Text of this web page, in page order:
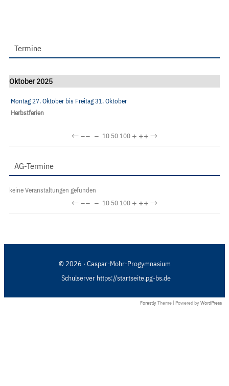
Termine
Oktober 2025
Montag 27. Oktoberbis Freitag 31. Oktober
Herbstferien
←−− − 10 50100 + ++→
AG-Termine
keine Veranstaltungen gefunden
←−− − 10 50100 + ++→
© 2026 · Caspar-Mohr-Progymnasium
Schulserver https://startseite.pg-bs.de
Forestly Theme | Powered by WordPress